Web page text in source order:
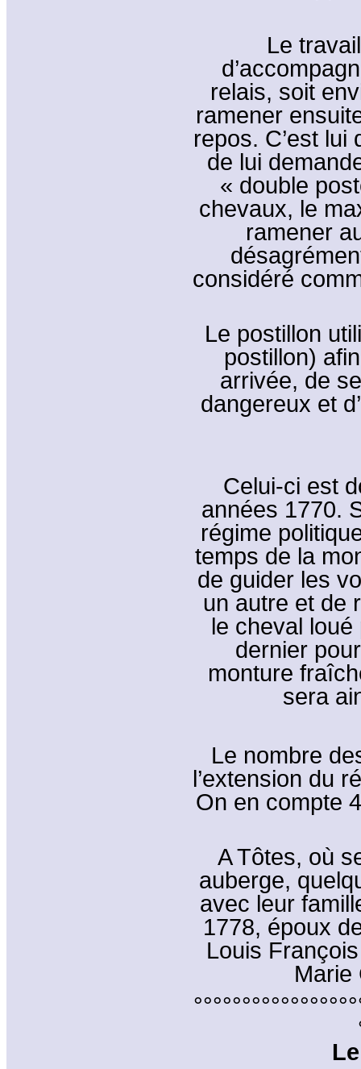
Le
relais, soit
ramener
repos. C’est lui
de lui
« double
chevaux, le
ramener
considéré
Le postillon
postillon)
arrivée, de
dangereux et
Celui-ci est
années 1770.
régime
temps de la
de guider les
un autre et de
le cheval
dernier
monture
sera
Le nombre
l’extension du
On en compte
A Tôtes, où
auberge,
avec leur
1778, époux
Louis
Marie